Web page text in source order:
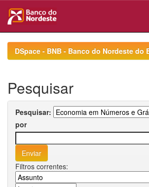
navigationDSpace - BNB - Banco do Nordeste do
Pesquisar
Pesquisar:
por
Filtros correntes: